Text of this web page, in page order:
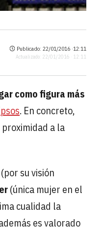
Publicado: 22/01/2016 ·12:11
Actualizado: 22/01/2016 · 12:11
como figura más
. En concreto,
a la
(por su visión
(única mujer en el
cualidad la
es valorado